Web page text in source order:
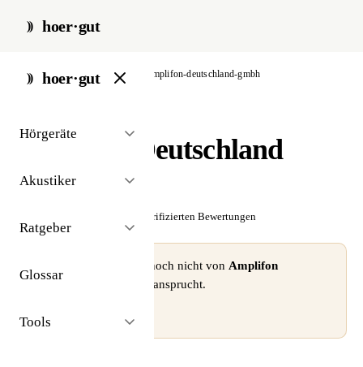
hoer·gut
hoer·gut
Hörgeräte
Akustiker
Ratgeber
Glossar
Tools
start / akustiker / berlin amplifon-deutschland-gmbh
Amplifon Deutschland
GmbH
Noch keine verifizierten Bewertungen
⚠ Dieses Profil wurde noch nicht von Amplifon
beansprucht.